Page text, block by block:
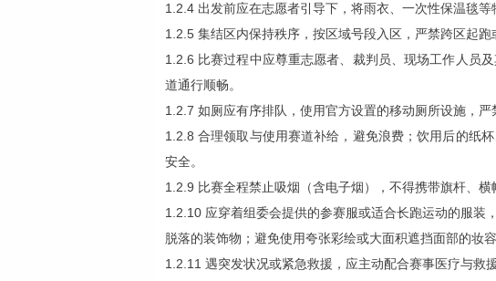
1.2.4 出发前应在志愿者引导下，将雨衣、一次性保温毯
1.2.5 集结区内保持秩序，按区域号段入区，严禁跨区起跑
1.2.6 比赛过程中应尊重志愿者、裁判员、现场工作人员
道通行顺畅。
1.2.7 如厕应有序排队，使用官方设置的移动厕所设施，严
1.2.8 合理领取与使用赛道补给，避免浪费；饮用后的纸
安全。
1.2.9 比赛全程禁止吸烟（含电子烟），不得携带旗杆、
1.2.10 应穿着组委会提供的参赛服或适合长跑运动的服装
脱落的装饰物；避免使用夸张彩绘或大面积遮挡面部的妆容
1.2.11 遇突发状况或紧急救援，应主动配合赛事医疗与救